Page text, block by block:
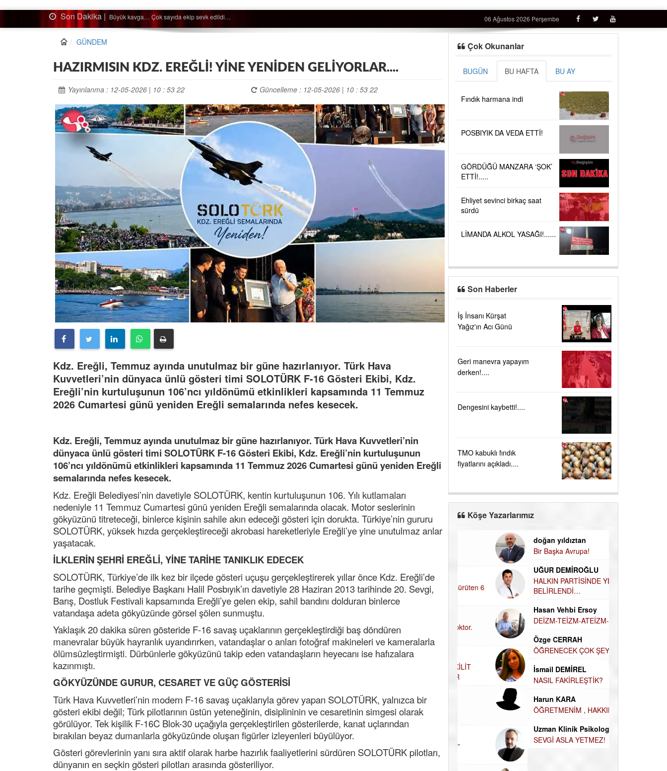
Son Dakika |Ağaçtan düştü… 06 Ağustos 2026 Perşembe
GÜNDEM
HAZIRMISIN KDZ. EREĞLİ! YİNE YENİDEN GELİYORLAR....
Yayınlanma : 12-05-2026 | 10 : 53 22 Güncelleme : 12-05-2026 | 10 : 53 22
Kdz. Ereğli, Temmuz ayında unutulmaz bir güne hazırlanıyor. Türk Hava
Kuvvetleri’nin dünyaca ünlü gösteri timi SOLOTÜRK F-16 Gösteri Ekibi, Kdz.
Ereğli’nin kurtuluşunun 106’ncı yıldönümü etkinlikleri kapsamında 11 Temmuz
2026 Cumartesi günü yeniden Ereğli semalarında nefes kesecek.
Kdz. Ereğli, Temmuz ayında unutulmaz bir güne hazırlanıyor. Türk Hava Kuvvetleri’nin
dünyaca ünlü gösteri timi SOLOTÜRK F-16 Gösteri Ekibi, Kdz. Ereğli’nin kurtuluşunun
106’ncı yıldönümü etkinlikleri kapsamında 11 Temmuz 2026 Cumartesi günü yeniden Ereğli
semalarında nefes kesecek.
Kdz. Ereğli Belediyesi’nin davetiyle SOLOTÜRK, kentin kurtuluşunun 106. Yılı kutlamaları
nedeniyle 11 Temmuz Cumartesi günü yeniden Ereğli semalarında olacak. Motor seslerinin
gökyüzünü titreteceği, binlerce kişinin sahile akın edeceği gösteri için dorukta. Türkiye’nin gururu
SOLOTÜRK, yüksek hızda gerçekleştireceği akrobasi hareketleriyle Ereğli’ye yine unutulmaz anlar
yaşatacak.
İLKLERİN ŞEHRİ EREĞLİ, YİNE TARİHE TANIKLIK EDECEK
SOLOTÜRK, Türkiye’de ilk kez bir ilçede gösteri uçuşu gerçekleştirerek yıllar önce Kdz. Ereğli’de
tarihe geçmişti. Belediye Başkanı Halil Posbıyık’ın davetiyle 28 Haziran 2013 tarihinde 20. Sevgi,
Barış, Dostluk Festivali kapsamında Ereğli’ye gelen ekip, sahil bandını dolduran binlerce
vatandaşa adeta gökyüzünde görsel şölen sunmuştu.
Yaklaşık 20 dakika süren gösteride F-16 savaş uçaklarının gerçekleştirdiği baş döndüren
manevralar büyük hayranlık uyandırırken, vatandaşlar o anları fotoğraf makineleri ve kameralarla
ölümsüzleştirmişti. Dürbünlerle gökyüzünü takip eden vatandaşların heyecanı ise hafızalara
kazınmıştı.
GÖKYÜZÜNDE GURUR, CESARET VE GÜÇ GÖSTERİSİ
Türk Hava Kuvvetleri’nin modern F-16 savaş uçaklarıyla görev yapan SOLOTÜRK, yalnızca bir
gösteri ekibi değil; Türk pilotlarının üstün yeteneğinin, disiplininin ve cesaretinin simgesi olarak
görülüyor. Tek kişilik F-16C Blok-30 uçağıyla gerçekleştirilen gösterilerde, kanat uçlarından
bırakılan beyaz dumanlarla gökyüzünde oluşan figürler izleyenleri büyülüyor.
Gösteri görevlerinin yanı sıra aktif olarak harbe hazırlık faaliyetlerini sürdüren SOLOTÜRK pilotları,
dünyanın en seçkin gösteri pilotları arasında gösteriliyor.
Çok Okunanlar
BUGÜN BU HAFTA BU AY
Fındık harmana indi
POSBIYIK DA VEDA ETTİ!
GÖRDÜĞÜ MANZARA ‘ŞOK’
ETTİ!.....
Ehliyet sevinci birkaç saat
sürdü
LİMANDA ALKOL YASAĞI!......
Son Haberler
İş İnsanı Kürşat
Yağız'ın Acı Günü
Geri manevra yapayım
derken!....
Dengesini kaybetti!....
TMO kabuklı fındık
fiyatlarını açıkladı....
Köşe Yazarlarımız
Op. Dr. Erol GÜNEN
Kemiklerinizi Sessizce Çürüten 6
Alışkanlık
“Aman doktor, yaman doktor.
Derdime bir çare!” – 2-
Merve KIRAN
Konuk Yazar
Temiz enerji ve gelecek
mücadelesi
Uğuralp CİVELEK
doğan yıldıztan
Bir Başka Avrupa!
UĞUR DEMİROĞLU
HALKIN PARTİSİNDE YENİ YÖNETİM
BELİRLENDİ…
Hasan Vehbi Ersoy
DEİZM-TEİZM-ATEİZM-PANTEİZM’E BAKIŞ
Özge CERRAH
ÖĞRENECEK ÇOK ŞEY VAR...
İsmail DEMİREL
NASIL FAKİRLEŞTİK?
Harun KARA
ÖĞRETMENİM , HAKKINI NASIL ÖDERİM !
Uzman Klinik Psikolog Erkan EZERÇE
SEVGİ ASLA YETMEZ!